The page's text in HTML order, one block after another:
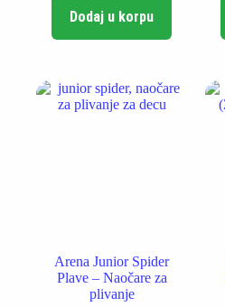
Dodaj u korpu
Arena Junior Spider
Plave – Naočare za
plivanje